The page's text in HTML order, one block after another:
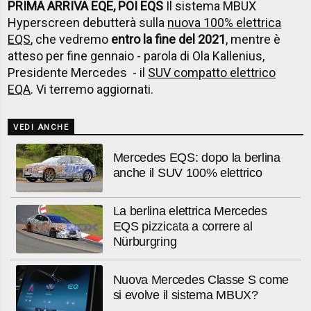
PRIMA ARRIVA EQE, POI EQS Il sistema MBUX
Hyperscreen debutterà sulla nuova 100% elettrica
EQS, che vedremo entro la fine del 2021, mentre è
atteso per fine gennaio - parola di Ola Kallenius,
Presidente Mercedes - il SUV compatto elettrico
EQA. Vi terremo aggiornati.
VEDI ANCHE
Mercedes EQS: dopo la berlina
anche il SUV 100% elettrico
La berlina elettrica Mercedes
EQS pizzicata a correre al
Nürburgring
Nuova Mercedes Classe S come
si evolve il sistema MBUX?